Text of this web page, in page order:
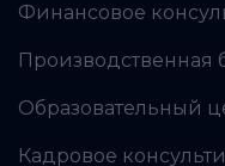
Финансовое
Производственная
Образовательный
Кадровое